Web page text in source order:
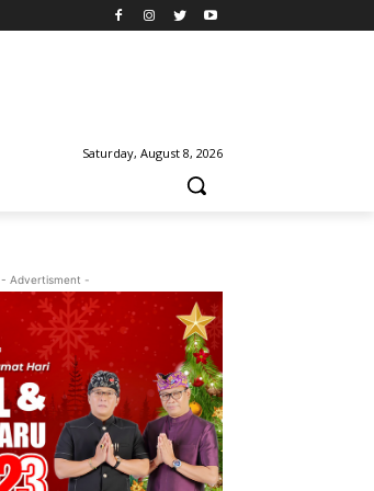
Saturday, August 8, 2026
- Advertisment -